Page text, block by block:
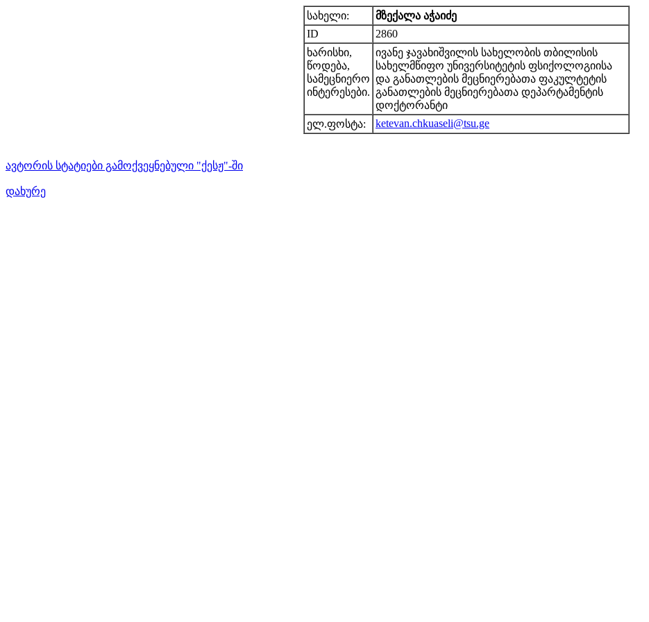
სახელი:
მზექალა აჭაიძე
ID
2860
ხარისხი,
წოდება,
სამეცნიერო
ინტერესები.
ივანე ჯავახიშვილის სახელობის თბილისის
სახელმწიფო უნივერსიტეტის ფსიქოლოგიისა
და განათლების მეცნიერებათა ფაკულტეტის
განათლების მეცნიერებათა დეპარტამენტის
დოქტორანტი
ელ.ფოსტა:
ketevan.chkuaseli@tsu.ge
ავტორის სტატიები გამოქვეყნებული "ქესჟ"-ში
დახურე